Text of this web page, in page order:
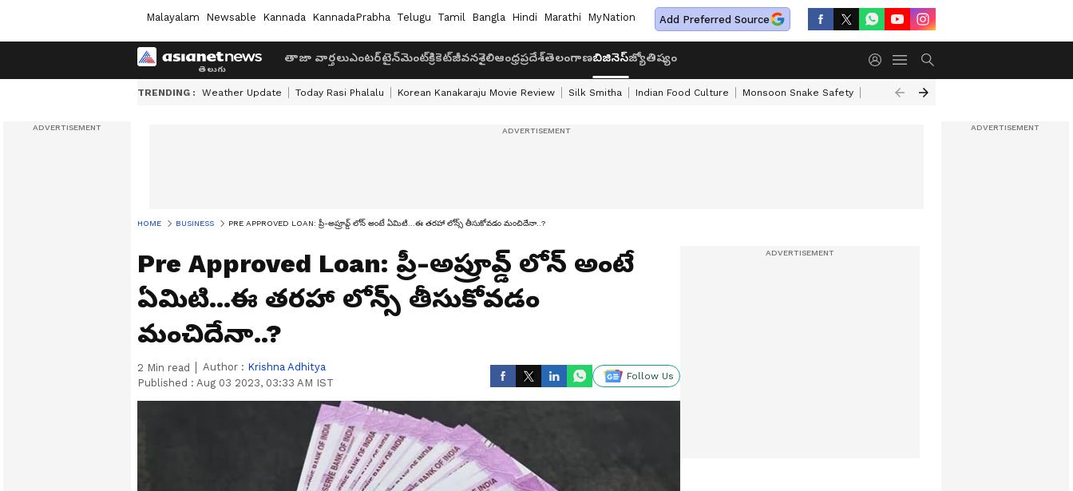
Malayalam Newsable Kannada KannadaPrabha Telugu Tamil Bangla Hindi Marathi MyNation Add Preferred Source
తాజా వార్తలుఎంటర్‌టైన్‌మెంట్క్రికెట్జీవనశైలిఆంధ్రప్రదేశ్తెలంగాణబిజినెస్జ్యోతిష్యం
TRENDING : Weather Update Today Rasi Phalalu Korean Kanakaraju Movie Review Silk Smitha Indian Food Culture Monsoon Snake Safety Akkineni Nageswara Rao
HOME BUSINESS PRE APPROVED LOAN: ప్రీ-అప్రూవ్డ్ లోన్ అంటే ఏమిటి...ఈ తరహా లోన్స్ తీసుకోవడం మంచిదేనా..?
Pre Approved Loan: ప్రీ-అప్రూవ్డ్ లోన్ అంటే
ఏమిటి...ఈ తరహా లోన్స్ తీసుకోవడం
మంచిదేనా..?
2 Min read Author : Krishna Adhitya
Published : Aug 03 2023, 03:33 AM IST
Follow Us